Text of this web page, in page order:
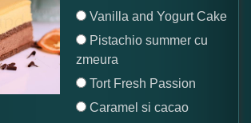
Vanilla and Yogurt Cake
Pistachio summer cu
zmeura
Tort Fresh Passion
Caramel si cacao